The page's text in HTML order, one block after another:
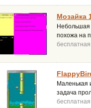
Мозайка
Небольшая
похожа на
бесплатная
Маленькая
задача
бесплатная